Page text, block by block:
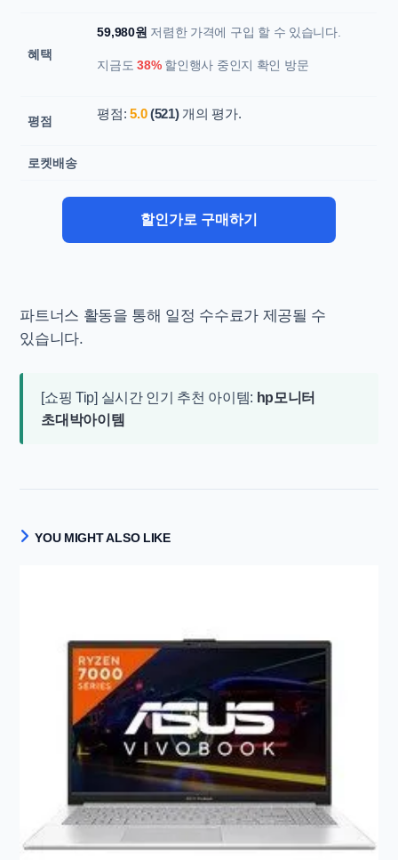
혜택
59,980원 저렴한 가격에 구입 할 수 있습니다.
지금도38%할인행사 중인지 확인 방문
평점 평점:5.0 (521)개의 평가.
로켓배송
할인가로 구매하기
파트너스 활동을 통해 일정 수수료가 제공될 수
있습니다.
[쇼핑 Tip] 실시간 인기 추천 아이템: hp모니터
초대박아이템
YOU MIGHT ALSO LIKE